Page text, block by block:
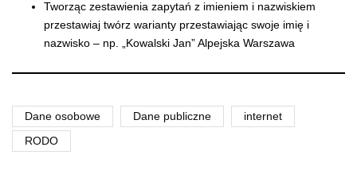
Tworząc zestawienia zapytań z imieniem i nazwiskiem
przestawiaj twórz warianty przestawiając swoje imię i
nazwisko – np. „Kowalski Jan” Alpejska Warszawa
Dane osobowe Dane publiczne internet
RODO